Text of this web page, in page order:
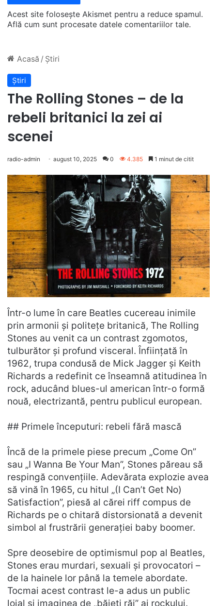
Acest site folosește Akismet pentru a reduce spamul.
Află cum sunt procesate datele comentariilor tale.